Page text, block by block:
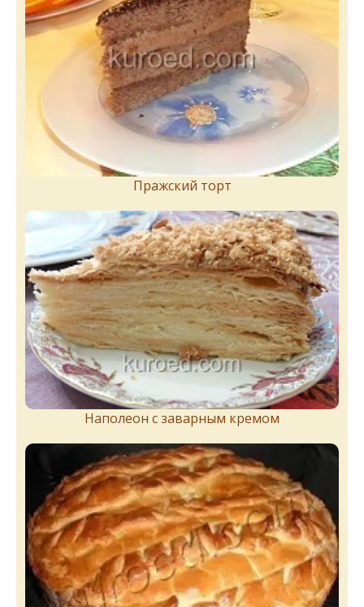
Пражский торт
Наполеон с заварным кремом